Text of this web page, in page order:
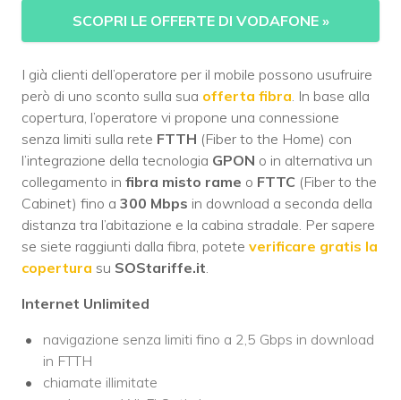
SCOPRI LE OFFERTE DI VODAFONE »
I già clienti dell’operatore per il mobile possono usufruire
però di uno sconto sulla sua offerta fibra. In base alla
copertura, l’operatore vi propone una connessione
senza limiti sulla rete FTTH (Fiber to the Home) con
l’integrazione della tecnologia GPON o in alternativa un
collegamento in fibra misto rame o FTTC (Fiber to the
Cabinet) fino a 300 Mbps in download a seconda della
distanza tra l’abitazione e la cabina stradale. Per sapere
se siete raggiunti dalla fibra, potete verificare gratis la
copertura su SOStariffe.it.
Internet Unlimited
navigazione senza limiti fino a 2,5 Gbps in download
in FTTH
chiamate illimitate